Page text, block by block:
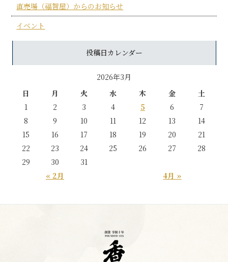
直売場（福智屋）からのお知らせ
イベント
投稿日カレンダー
2026年3月
日
月 火 水 木 金 土
« 2月 4月 »
1 2 3 4 5 6
7
8
9 10 11 12 13
14
15
16 17 18 19 20
21
22
23 24 25 26 27
28
29
30 31